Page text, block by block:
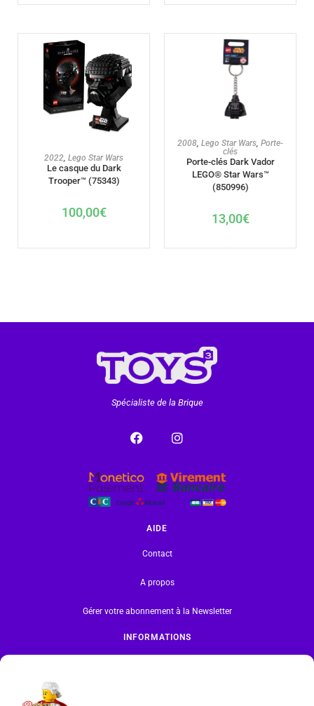
AJOUTER AU PANIER
2022 Lego Star Wars
Le casque du Dark
Trooper™ (75343)
100,00€
AJOUTER AU PANIER
2008 Lego Star Wars Porte-
clés
Porte-clés Dark Vador
LEGO® Star Wars™
(850996)
13,00€
Spécialiste de la Brique
AIDE
Contact
A propos
Gérer votre abonnement à la Newsletter
INFORMATIONS